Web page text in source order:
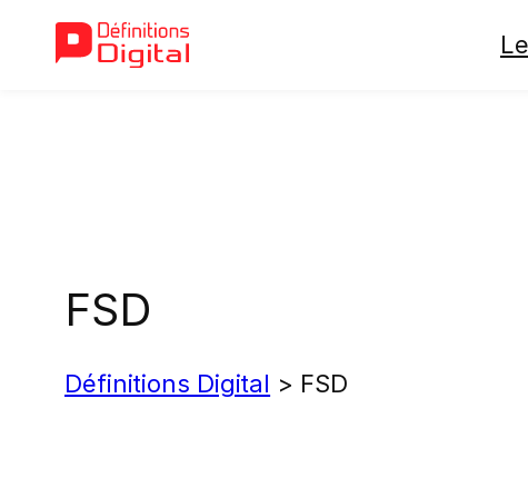
FSD
Définitions Digital > FSD